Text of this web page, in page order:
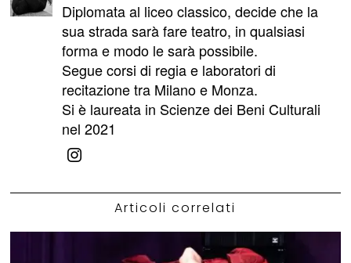
Diplomata al liceo classico, decide che la
sua strada sarà fare teatro, in qualsiasi
forma e modo le sarà possibile.
Segue corsi di regia e laboratori di
recitazione tra Milano e Monza.
Si è laureata in Scienze dei Beni Culturali
nel 2021
Articoli correlati